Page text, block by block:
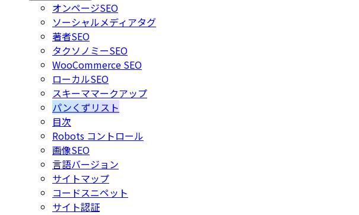
オンページSEO
ソーシャルメディアタグ
著者SEO
タクソノミーSEO
WooCommerce SEO
ローカルSEO
スキーママークアップ
パンくずリスト
目次
Robots コントロール
画像SEO
言語バージョン
サイトマップ
コードスニペット
サイト認証